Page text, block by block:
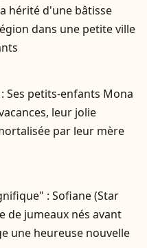
hérité d'une bâtisse
dans une petite ville
Ses petits-enfants Mona
leur jolie
par leur mère
: Sofiane (Star
de jumeaux nés avant
une heureuse nouvelle